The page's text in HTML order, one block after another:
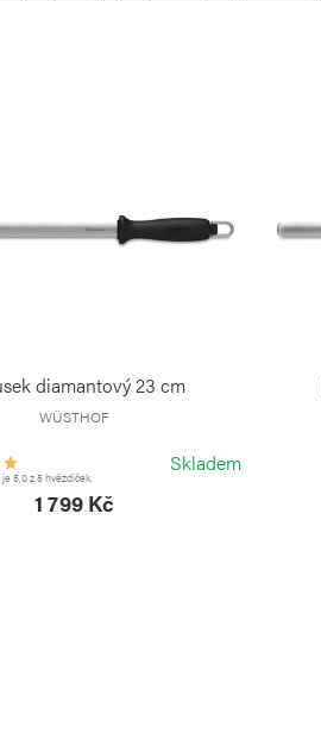
diamantový 23 cm
WÜSTHOF
5,0 z 5 hvězdiček.
Skladem
1 799 Kč